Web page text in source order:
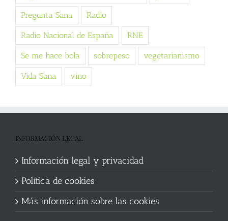
Pregunta Sana Radio
Radio Nacional de España RNE
Se me hace bola sobrepeso vegetarianismo
Vida Sana vino
INFORMACIÓN LEGAL
Información legal y privacidad
Política de cookies
Más información sobre las cookies